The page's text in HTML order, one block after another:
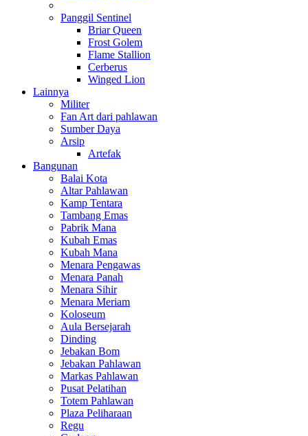
Panggil Sentinel
Briar Queen
Frost Golem
Flame Stallion
Cerberus
Winged Lion
Lainnya
Militer
Fan Art dari pahlawan
Sumber Daya
Arsip
Artefak
Bangunan
Balai Kota
Altar Pahlawan
Kamp Tentara
Tambang Emas
Pabrik Mana
Kubah Emas
Kubah Mana
Menara Pengawas
Menara Panah
Menara Sihir
Menara Meriam
Koloseum
Aula Bersejarah
Dinding
Jebakan Bom
Jebakan Pahlawan
Markas Pahlawan
Pusat Pelatihan
Totem Pahlawan
Plaza Peliharaan
Regu